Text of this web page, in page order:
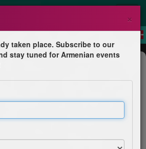
et le survivant : un
au siècle des
×
taken place. Subscribe to our
stay tuned for Armenian events